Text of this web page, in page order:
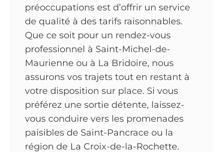
préoccupations est d’offrir un service
de qualité à des tarifs raisonnables.
Que ce soit pour un rendez-vous
professionnel à Saint-Michel-de-
Maurienne ou à La Bridoire, nous
assurons vos trajets tout en restant à
votre disposition sur place. Si vous
préférez une sortie détente, laissez-
vous conduire vers les promenades
paisibles de Saint-Pancrace ou la
région de La Croix-de-la-Rochette.